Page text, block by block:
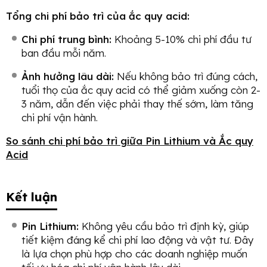
Tổng chi phí bảo trì của ắc quy acid:
Chi phí trung bình: Khoảng 5-10% chi phí đầu tư
ban đầu mỗi năm.
Ảnh hưởng lâu dài: Nếu không bảo trì đúng cách,
tuổi thọ của ắc quy acid có thể giảm xuống còn 2-
3 năm, dẫn đến việc phải thay thế sớm, làm tăng
chi phí vận hành.
So sánh chi phí bảo trì giữa Pin Lithium và Ắc quy
Acid
Kết luận
Pin Lithium: Không yêu cầu bảo trì định kỳ, giúp
tiết kiệm đáng kể chi phí lao động và vật tư. Đây
là lựa chọn phù hợp cho các doanh nghiệp muốn